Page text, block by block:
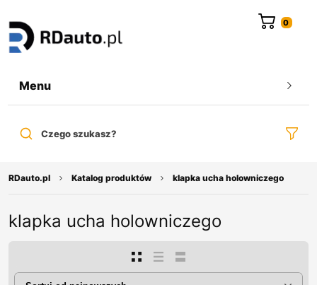
Menu
Czego szukasz?
RDauto.pl Katalog produktów klapka ucha holowniczego
klapka ucha holowniczego